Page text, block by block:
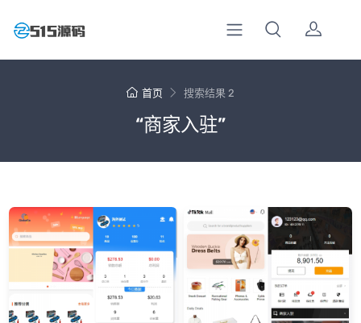
首页 搜索结果 2
“商家入驻”